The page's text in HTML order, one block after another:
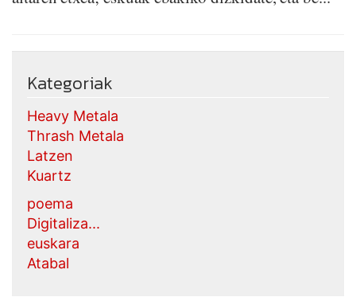
Kategoriak
Heavy Metala
Thrash Metala
Latzen
Kuartz
poema
Digitaliza...
euskara
Atabal